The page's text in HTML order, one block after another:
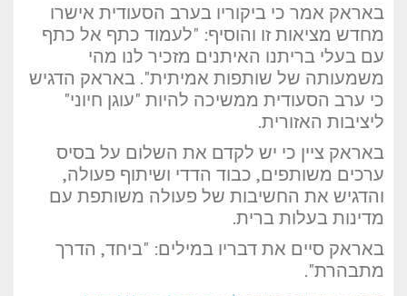
באראק אמר כי ביקוריו בערב הסעודית אישרו
מחדש מציאות זו והוסיף: "לעמוד כתף אל כתף
עם בעלי בריתנו האיתנים מזכיר לנו מהי
משמעותה של שותפות אמיתית". באראק הדגיש
כי ערב הסעודית ממשיכה להיות "עוגן חיוני"
ליציבות האזורית.
באראק ציין כי יש לקדם את השלום על בסיס
ערכים משותפים, כבוד הדדי ושיתוף פעולה,
והדגיש את החשיבות של פעולה משותפת עם
מדינות בעלות ברית.
באראק סיים את דבריו במילים: "ביחד, הדרך
מתבהרת".